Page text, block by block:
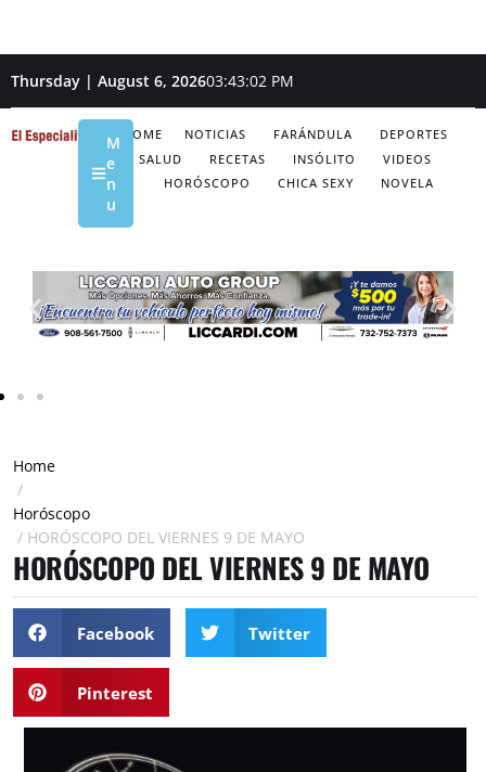
Thursday | August 6, 202603:43:03 PM
HOME NOTICIAS FARÁNDULA
DEPORTES
SALUD
RECETAS INSÓLITO
VIDEOS
HORÓSCOPO
CHICA SEXY NOVELA
M
e
n
u
Home
/
Horóscopo
/ HORÓSCOPO DEL VIERNES 9 DE MAYO
HORÓSCOPO DEL VIERNES 9 DE MAYO
Facebook Twitter
Pinterest